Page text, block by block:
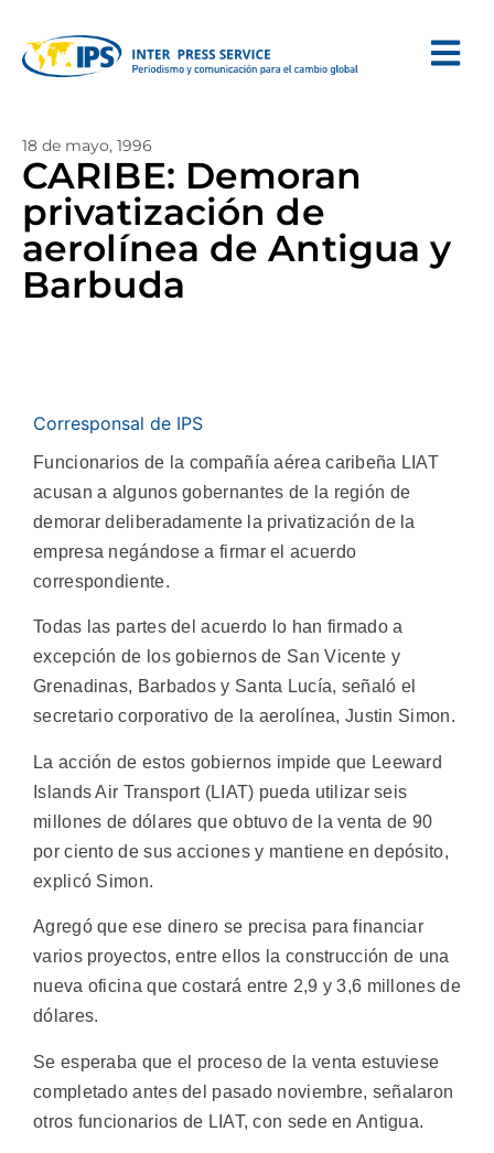
18 de mayo, 1996
CARIBE: Demoran
privatización de
aerolínea de Antigua y
Barbuda
Corresponsal de IPS
Funcionarios de la compañía aérea caribeña LIAT
acusan a algunos gobernantes de la región de
demorar deliberadamente la privatización de la
empresa negándose a firmar el acuerdo
correspondiente.
Todas las partes del acuerdo lo han firmado a
excepción de los gobiernos de San Vicente y
Grenadinas, Barbados y Santa Lucía, señaló el
secretario corporativo de la aerolínea, Justin Simon.
La acción de estos gobiernos impide que Leeward
Islands Air Transport (LIAT) pueda utilizar seis
millones de dólares que obtuvo de la venta de 90
por ciento de sus acciones y mantiene en depósito,
explicó Simon.
Agregó que ese dinero se precisa para financiar
varios proyectos, entre ellos la construcción de una
nueva oficina que costará entre 2,9 y 3,6 millones de
dólares.
Se esperaba que el proceso de la venta estuviese
completado antes del pasado noviembre, señalaron
otros funcionarios de LIAT, con sede en Antigua.